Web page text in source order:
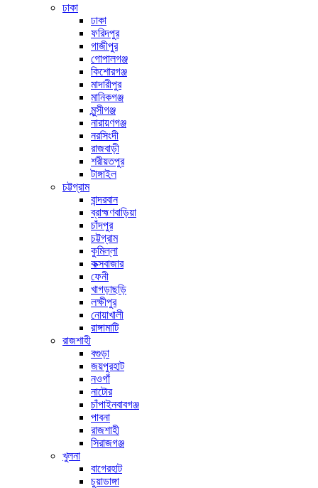
ঢাকা
ঢাকা
ফরিদপুর
গাজীপুর
গোপালগঞ্জ
কিশোরগঞ্জ
মাদারীপুর
মানিকগঞ্জ
মুন্সীগঞ্জ
নারায়ণগঞ্জ
নরসিংদী
রাজবাড়ী
শরীয়তপুর
টাঙ্গাইল
চট্টগ্রাম
বান্দরবান
ব্রাহ্মণবাড়িয়া
চাঁদপুর
চট্টগ্রাম
কুমিল্লা
কক্সবাজার
ফেনী
খাগড়াছড়ি
লক্ষীপুর
নোয়াখালী
রাঙ্গামাটি
রাজশাহী
বগুড়া
জয়পুরহাট
নওগাঁ
নাটোর
চাঁপাইনবাবগঞ্জ
পাবনা
রাজশাহী
সিরাজগঞ্জ
খুলনা
বাগেরহাট
চুয়াডাঙ্গা